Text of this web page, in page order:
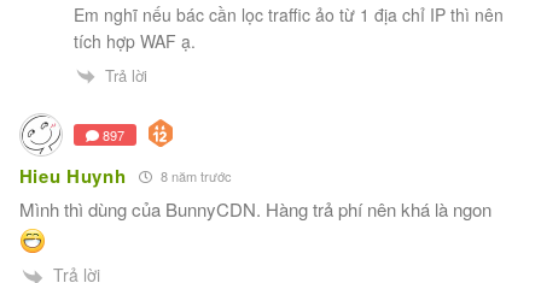
Em nghĩ nếu bác cần lọc traffic ảo từ 1 địa chỉ IP thì nên
tích hợp WAF ạ.
Trả lời
897
Hieu Huynh 8 năm trước
Mình thì dùng của BunnyCDN. Hàng trả phí nên khá là ngon
Trả lời